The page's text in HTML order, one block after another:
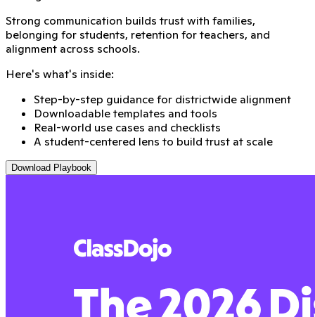
Strong communication builds trust with families,
belonging for students, retention for teachers, and
alignment across schools.
Here's what's inside:
Step-by-step guidance for districtwide alignment
Downloadable templates and tools
Real-world use cases and checklists
A student-centered lens to build trust at scale
Download Playbook